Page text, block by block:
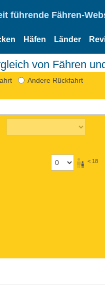
führende Fähren-
Häfen Länder
von Fähren
Andere Rückfahrt
< 18